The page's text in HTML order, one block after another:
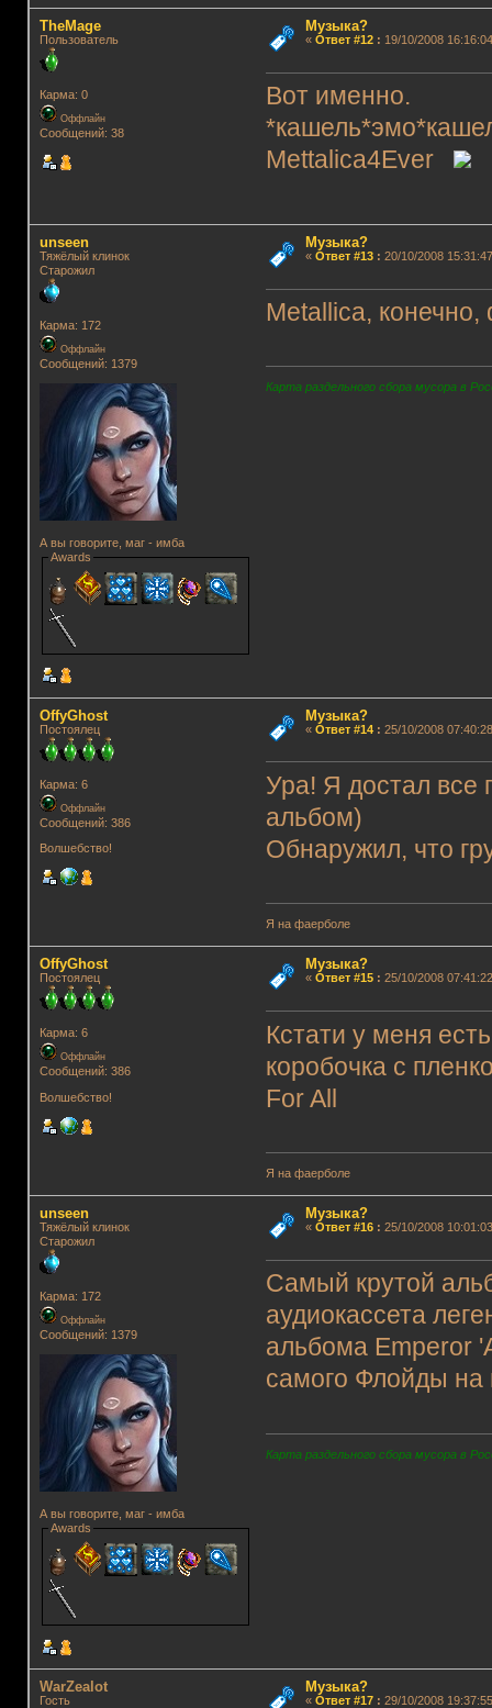
TheMage
Пользователь
Карма: 0
Оффлайн
Сообщений: 38
Музыка?
« Ответ #12: 19/10/2008
Вот именно.
Mettalica4Ever
unseen
Тяжёлый клинок
Старожил
Карма: 172
Оффлайн
Сообщений: 1379
А вы говорите, маг - имба
Awards
Музыка?
« Ответ #13: 20/10/2008
Metallica,
Карта раздельного сбора мусора в
OffyGhost
Постоялец
Карма: 6
Оффлайн
Сообщений: 386
Волшебство!
Музыка?
« Ответ #14: 25/10/2008
Ура! Я достал все
альбом)
Обнаружил, что
Я на фаерболе
OffyGhost
Постоялец
Карма: 6
Оффлайн
Сообщений: 386
Волшебство!
Музыка?
« Ответ #15: 25/10/2008
Кстати у меня
коробочка с
For All
Я на фаерболе
unseen
Тяжёлый клинок
Старожил
Карма: 172
Оффлайн
Сообщений: 1379
А вы говорите, маг - имба
Awards
Музыка?
« Ответ #16: 25/10/2008
Самый крутой
аудиокассета
альбома Emperor
самого Флойды на
Карта раздельного сбора мусора в
WarZealot
Гость
Музыка?
« Ответ #17: 29/10/2008